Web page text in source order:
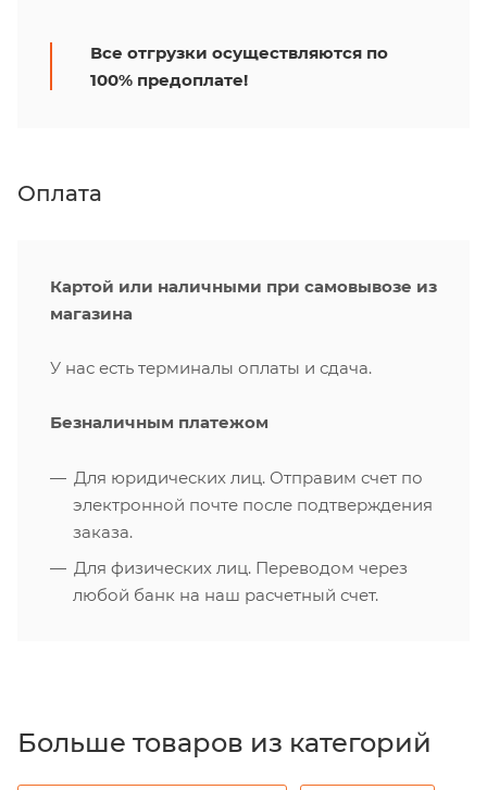
Все отгрузки осуществляются по
100% предоплате!
Оплата
Картой или наличными при самовывозе из
магазина
У нас есть терминалы оплаты и сдача.
Безналичным платежом
Для юридических лиц. Отправим счет по
электронной почте после подтверждения
заказа.
Для физических лиц. Переводом через
любой банк на наш расчетный счет.
Больше товаров из категорий